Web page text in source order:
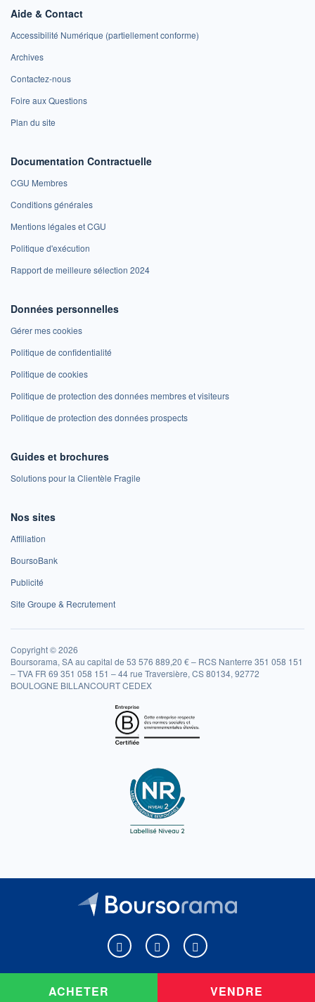
ACHETER VENDRE
Aide & Contact
Accessibilité Numérique (partiellement conforme)
Archives
Contactez-nous
Foire aux Questions
Plan du site
Documentation Contractuelle
CGU Membres
Conditions générales
Mentions légales et CGU
Politique d'exécution
Rapport de meilleure sélection 2024
Données personnelles
Gérer mes cookies
Politique de confidentialité
Politique de cookies
Politique de protection des données membres et visiteurs
Politique de protection des données prospects
Guides et brochures
Solutions pour la Clientèle Fragile
Nos sites
Affiliation
BoursoBank
Publicité
Site Groupe & Recrutement
Copyright © 2026
Boursorama, SA au capital de 53 576 889,20 € – RCS Nanterre 351 058 151
– TVA FR 69 351 058 151 – 44 rue Traversière, CS 80134, 92772
BOULOGNE BILLANCOURT CEDEX
Boursorama sur Facebook
Boursorama sur XBoursorama sur